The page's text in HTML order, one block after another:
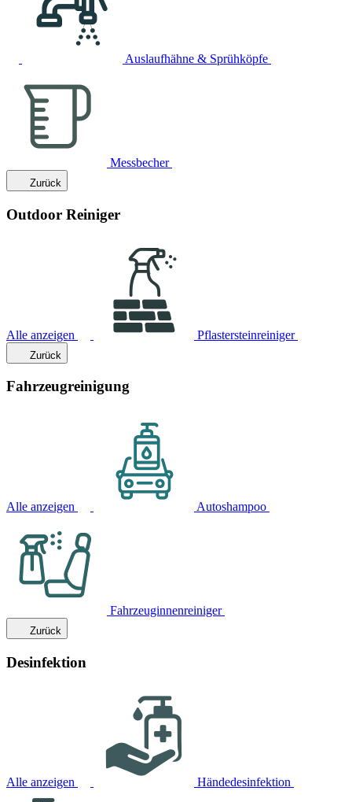
Auslaufhähne & Sprühköpfe
Messbecher
Zurück
Outdoor Reiniger
Alle anzeigen Pflastersteinreiniger
Zurück
Fahrzeugreinigung
Alle anzeigen Autoshampoo
Fahrzeuginnenreiniger
Zurück
Desinfektion
Alle anzeigen Händedesinfektion